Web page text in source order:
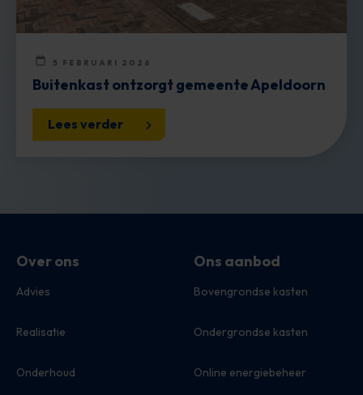
Buitenkast ontzorgt gemeente Apeldoorn
5 FEBRUARI 2026
Lees verder
Over ons
Advies
Realisatie
Onderhoud
Ons aanbod
Bovengrondse kasten
Ondergrondse kasten
Online energiebeheer